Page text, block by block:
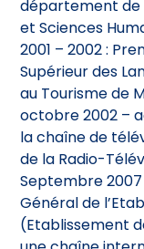
département de
et Sciences
2001 – 2002 :
Supérieur des
au Tourisme de
octobre 2002 –
la chaîne de
de la Radio-
Septembre
Général de
(Etablissement